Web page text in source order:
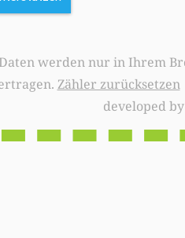
Zähler zurücksetzen
developed by